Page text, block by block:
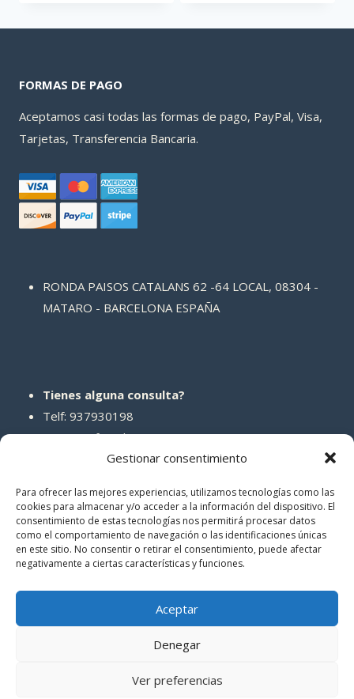
Gestionar consentimiento
Para ofrecer las mejores experiencias, utilizamos tecnologías como las
cookies para almacenar y/o acceder a la información del dispositivo. El
consentimiento de estas tecnologías nos permitirá procesar datos
como el comportamiento de navegación o las identificaciones únicas
en este sitio. No consentir o retirar el consentimiento, puede afectar
negativamente a ciertas características y funciones.
Aceptar
Denegar
Ver preferencias
FORMAS DE PAGO
Aceptamos casi todas las formas de pago, PayPal, Visa,
Tarjetas, Transferencia Bancaria.
RONDA PAISOS CATALANS 62 -64 LOCAL, 08304 -
MATARO - BARCELONA ESPAÑA
Tienes alguna consulta?
Telf: 937930198
Correo: info@abcreparaciones.com
REDES SOCIALES